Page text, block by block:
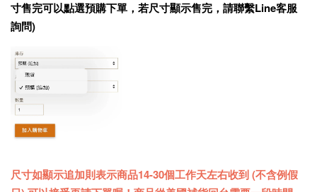
寸售完可以點選預購下單，若尺寸顯示售完，請聯繫Line客服
詢問)
尺寸如顯示追加則表示商品14-30個工作天左右收到 (不含例假